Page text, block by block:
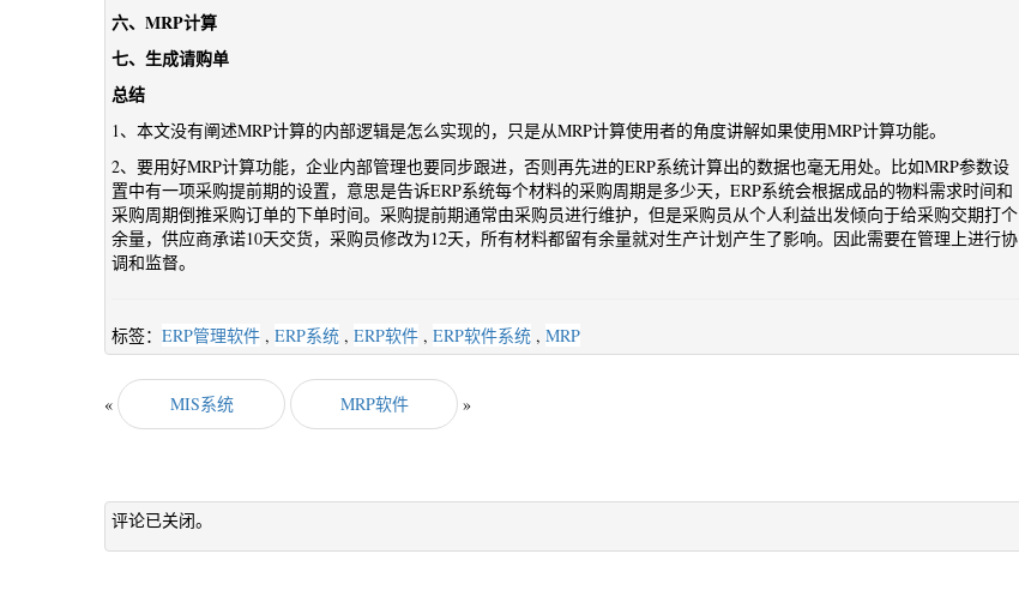
六、MRP计算
七、生成请购单
总结
1、本文没有阐述MRP计算的内部逻辑是怎么实现的，只是从MRP计算使用者的角度讲解如果使用MRP计算功能。
2、要用好MRP计算功能，企业内部管理也要同步跟进，否则再先进的ERP系统计算出的数据也毫无用处。比如MRP参数设
置中有一项采购提前期的设置，意思是告诉ERP系统每个材料的采购周期是多少天，ERP系统会根据成品的物料需求时间和
采购周期倒推采购订单的下单时间。采购提前期通常由采购员进行维护，但是采购员从个人利益出发倾向于给采购交期打个
余量，供应商承诺10天交货，采购员修改为12天，所有材料都留有余量就对生产计划产生了影响。因此需要在管理上进行协
调和监督。
标签： ERP管理软件 , ERP系统 , ERP软件 , ERP软件系统 , MRP
« MIS系统 MRP软件 »
评论已关闭。